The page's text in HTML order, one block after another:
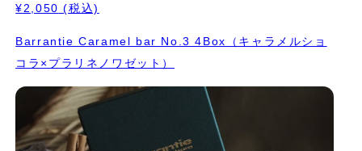
¥2,050 (税込)
Barrantie Caramel bar No.3 4Box（キャラメルショ
コラ×プラリネノワゼット）